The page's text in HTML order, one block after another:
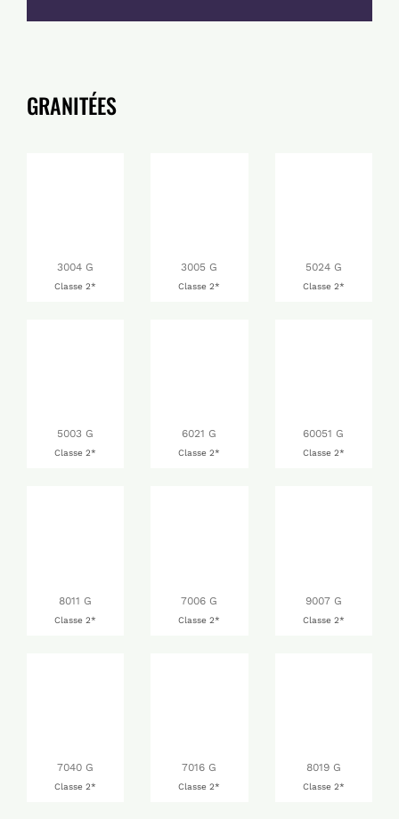
GRANITÉES
3004 G
Classe 2*
3005 G
Classe 2*
5024 G
Classe 2*
5003 G
Classe 2*
6021 G
Classe 2*
60051 G
Classe 2*
8011 G
Classe 2*
7006 G
Classe 2*
9007 G
Classe 2*
7040 G
Classe 2*
7016 G
Classe 2*
8019 G
Classe 2*